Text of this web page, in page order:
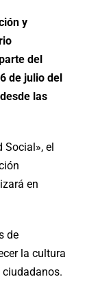
y
del
de julio del
las
Social», el
en
de
la cultura